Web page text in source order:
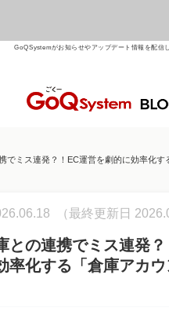
GoQSystemがお知らせやアップデート情報を配信し
でミス連発？！EC運営を劇的に効率化す
（最終更新日
との連携でミス連発？
率化する「倉庫アカ